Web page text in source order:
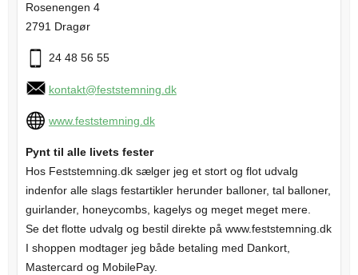
Rosenengen 4
2791 Dragør
24 48 56 55
kontakt@feststemning.dk
www.feststemning.dk
Pynt til alle livets fester
Hos Feststemning.dk sælger jeg et stort og flot udvalg
indenfor alle slags festartikler herunder balloner, tal balloner,
guirlander, honeycombs, kagelys og meget meget mere.
Se det flotte udvalg og bestil direkte på www.feststemning.dk
I shoppen modtager jeg både betaling med Dankort,
Mastercard og MobilePay.